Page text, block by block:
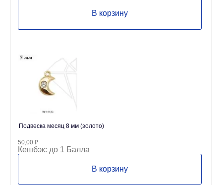
В корзину
Подвеска месяц 8 мм (золото)
50,00 ₽
Кешбэк: до 1 Балла
В корзину